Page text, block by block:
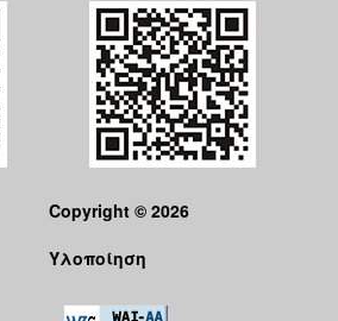
Copyright © 2026
Υλοποίηση